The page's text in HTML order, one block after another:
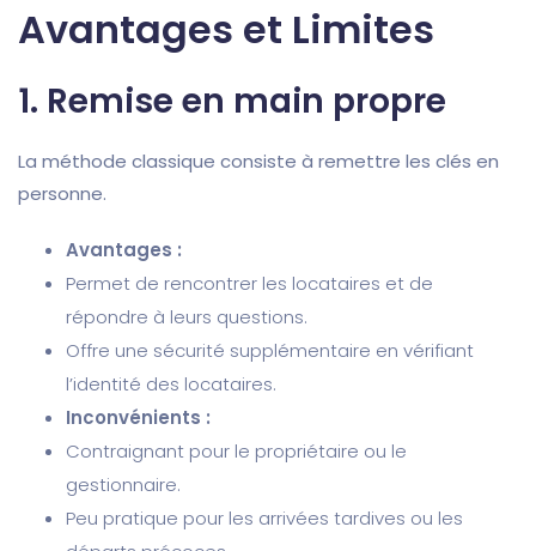
Avantages et Limites
1. Remise en main propre
La méthode classique consiste à remettre les clés en
personne.
Avantages :
Permet de rencontrer les locataires et de
répondre à leurs questions.
Offre une sécurité supplémentaire en vérifiant
l’identité des locataires.
Inconvénients :
Contraignant pour le propriétaire ou le
gestionnaire.
Peu pratique pour les arrivées tardives ou les